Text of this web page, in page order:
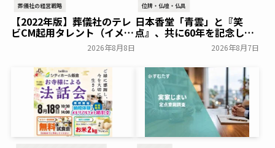
葬儀社の経営戦略
【2022年版】葬儀社のテレ
ビCM起用タレント（イメー
ジキャラクター）まとめ
2026年8月8日
位牌・仏壇・仏具
日本香堂「青雲」と『笑
点』、共に60年を記念した
初コラボ！オリジナルグッ
ズのプレゼントキャンペー
ンを実施～日本香堂～
一般公開
2026年8月7日